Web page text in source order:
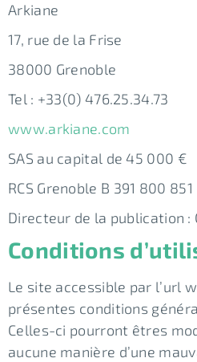
Arkiane
17, rue de la Frise
38000 Grenoble
Tel : +33(0) 476.25.34.73
www.arkiane.com
SAS au capital de 45 000 €
RCS Grenoble B 391 800
Directeur de la publication :
Conditions
Le site accessible par l’url
présentes conditions
Celles-ci pourront êtres
aucune manière d’une